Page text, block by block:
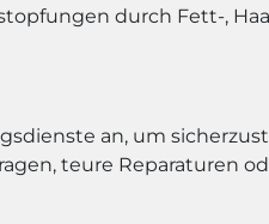
durch Fett-,
an, um
teure Reparaturen